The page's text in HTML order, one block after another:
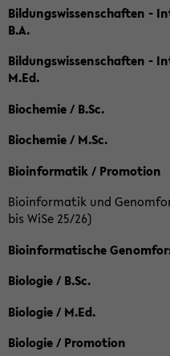
Bildungswissenschaften -
B.A.
Bildungswissenschaften -
M.Ed.
Biochemie / B.Sc.
Biochemie / M.Sc.
Bioinformatik / Promotion
Bioinformatik und
bis WiSe 25/26)
Bioinformatische
Biologie / B.Sc.
Biologie / M.Ed.
Biologie / Promotion